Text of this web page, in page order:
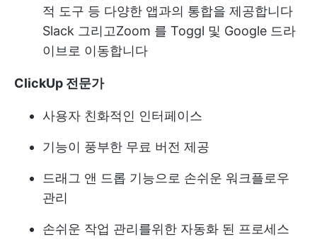
적 도구 등 다양한 앱과의 통합을 제공합니다
Slack 그리고Zoom 를 Toggl 및 Google 드라
이브로 이동합니다
ClickUp 전문가
사용자 친화적인 인터페이스
기능이 풍부한 무료 버전 제공
드래그 앤 드롭 기능으로 손쉬운 워크플로우
관리
손쉬운 작업 관리를위한 자동화 된 프로세스